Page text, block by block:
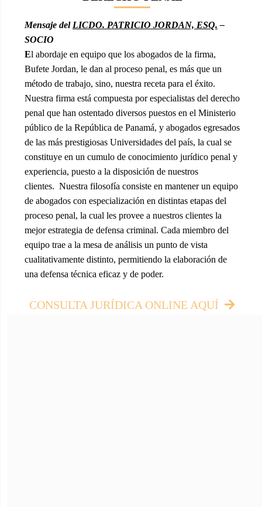
Mensaje del LICDO. PATRICIO JORDAN, ESQ. –
SOCIO
El abordaje en equipo que los abogados de la firma,
Bufete Jordan, le dan al proceso penal, es más que un
método de trabajo, sino, nuestra receta para el éxito.
Nuestra firma está compuesta por especialistas del derecho
penal que han ostentado diversos puestos en el Ministerio
público de la República de Panamá, y abogados egresados
de las más prestigiosas Universidades del país, la cual se
constituye en un cumulo de conocimiento jurídico penal y
experiencia, puesto a la disposición de nuestros
clientes. Nuestra filosofía consiste en mantener un equipo
de abogados con especialización en distintas etapas del
proceso penal, la cual les provee a nuestros clientes la
mejor estrategia de defensa criminal. Cada miembro del
equipo trae a la mesa de análisis un punto de vista
cualitativamente distinto, permitiendo la elaboración de
una defensa técnica eficaz y de poder.
CONSULTA JURÍDICA ONLINE AQUÍ